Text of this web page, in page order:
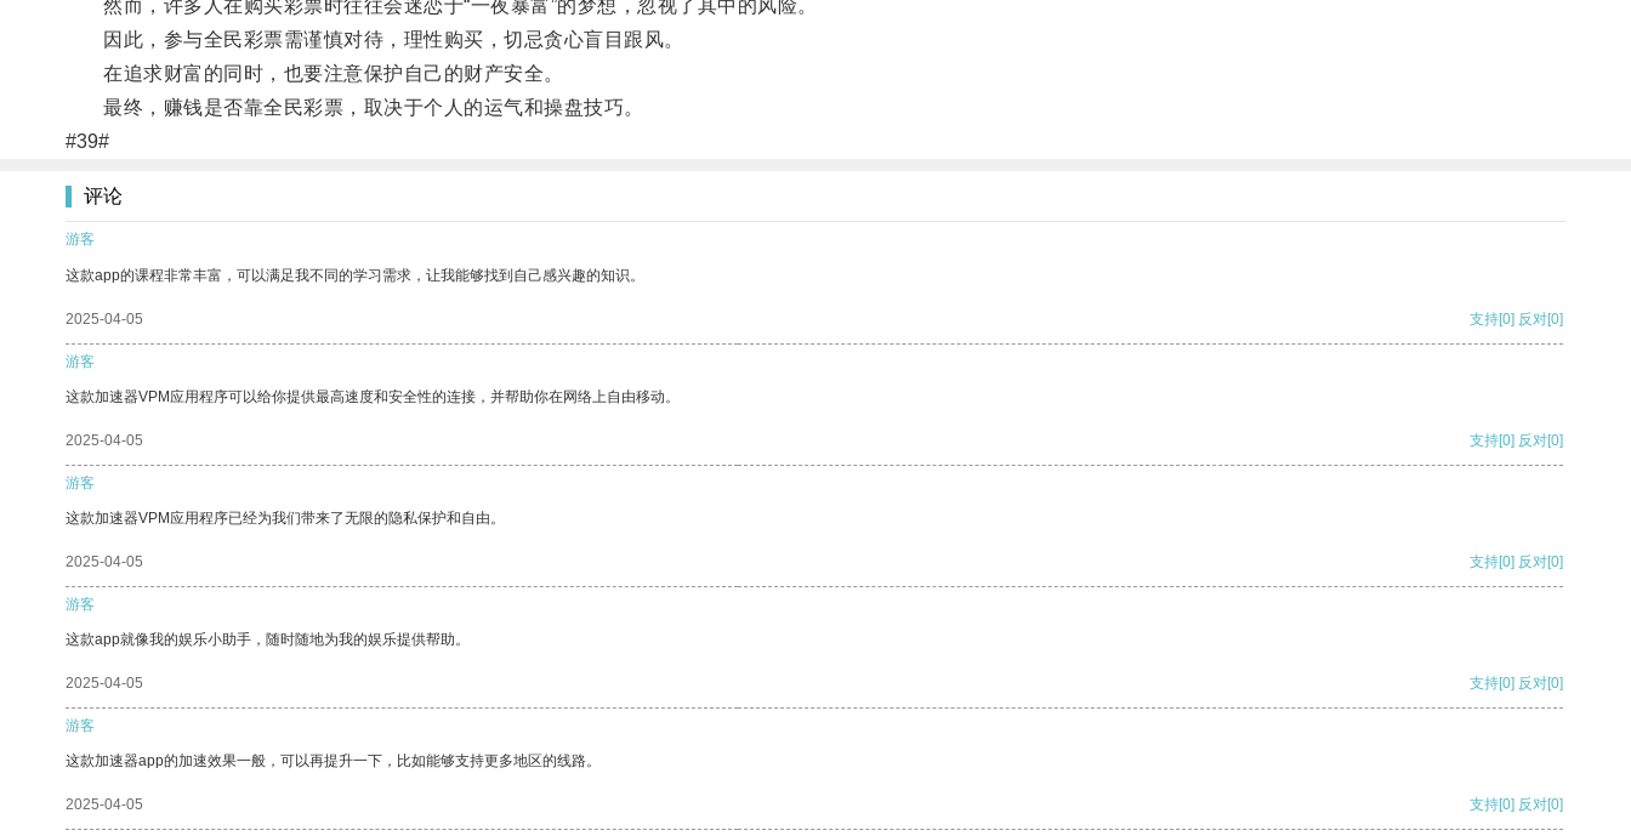
然而，许多人在购买彩票时往往会迷恋于“一夜暴富”的梦想，忽视了其中的风险。
因此，参与全民彩票需谨慎对待，理性购买，切忌贪心盲目跟风。
在追求财富的同时，也要注意保护自己的财产安全。
最终，赚钱是否靠全民彩票，取决于个人的运气和操盘技巧。
#39#
评论
游客
这款app的课程非常丰富，可以满足我不同的学习需求，让我能够找到自己感兴趣的知识。
2025-04-05 支持[0] 反对[0]
游客
这款加速器VPM应用程序可以给你提供最高速度和安全性的连接，并帮助你在网络上自由移动。
2025-04-05 支持[0] 反对[0]
游客
这款加速器VPM应用程序已经为我们带来了无限的隐私保护和自由。
2025-04-05 支持[0] 反对[0]
游客
这款app就像我的娱乐小助手，随时随地为我的娱乐提供帮助。
2025-04-05 支持[0] 反对[0]
游客
这款加速器app的加速效果一般，可以再提升一下，比如能够支持更多地区的线路。
2025-04-05 支持[0] 反对[0]